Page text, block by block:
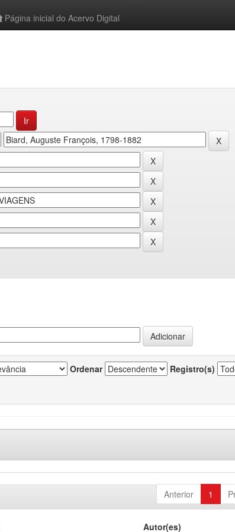
Página inicial do Acervo Digital
Ordenar Registro(s)
Anterior 1
Autor(es)